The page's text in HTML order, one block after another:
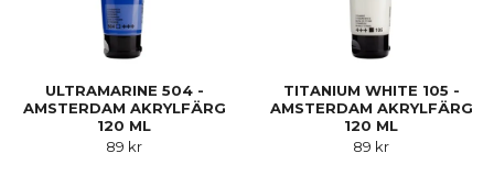
ULTRAMARINE 504 -
AMSTERDAM AKRYLFÄRG
120 ML
89 kr
TITANIUM WHITE 105 -
AMSTERDAM AKRYLFÄRG
120 ML
89 kr